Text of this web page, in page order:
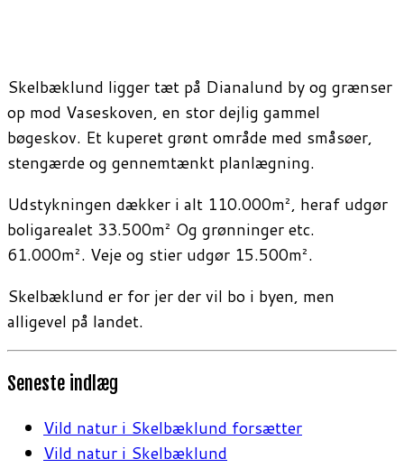
Skelbæklund ligger tæt på Dianalund by og grænser
op mod Vaseskoven, en stor dejlig gammel
bøgeskov. Et kuperet grønt område med småsøer,
stengærde og gennemtænkt planlægning.
Udstykningen dækker i alt 110.000m², heraf udgør
boligarealet 33.500m² Og grønninger etc.
61.000m². Veje og stier udgør 15.500m².
Skelbæklund er for jer der vil bo i byen, men
alligevel på landet.
Seneste indlæg
Vild natur i Skelbæklund forsætter
Vild natur i Skelbæklund